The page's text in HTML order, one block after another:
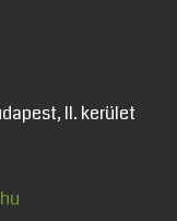
II. kerület